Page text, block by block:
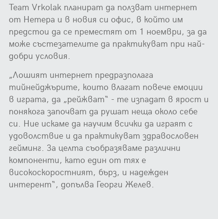
Team Vrkolak планират да ползват интернет
от Нетера и в новия си офис, в който им
предстои да се преместят от 1 ноември, за да
може състезателите да практикуват при най-
добри условия.
„Лошият интернет предразполага
тийнейджърите, които влагат повече емоции
в играта, да „рейжват“ - те изпадат в ярост и
понякога започват да рушат неща около себе
си. Ние искаме да научим всички да играят с
удоволствие и да практикуват здравословен
гейминг. За целта съобразяваме различни
компоненти, като един от тях е
високоскоростният, бърз, и надежден
интерент“, допълва Георги Желев.